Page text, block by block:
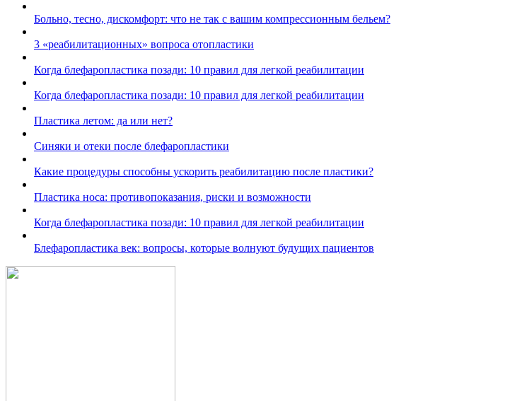
Больно, тесно, дискомфорт: что не так с вашим компрессионным бельем?
3 «реабилитационных» вопроса отопластики
Когда блефаропластика позади: 10 правил для легкой реабилитации
Когда блефаропластика позади: 10 правил для легкой реабилитации
Пластика летом: да или нет?
Синяки и отеки после блефаропластики
Какие процедуры способны ускорить реабилитацию после пластики?
Пластика носа: противопоказания, риски и возможности
Когда блефаропластика позади: 10 правил для легкой реабилитации
Блефаропластика век: вопросы, которые волнуют будущих пациентов